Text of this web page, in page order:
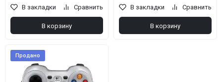
В закладки Сравнить
В корзину
В закладки Сравнить
В корзину
Продано